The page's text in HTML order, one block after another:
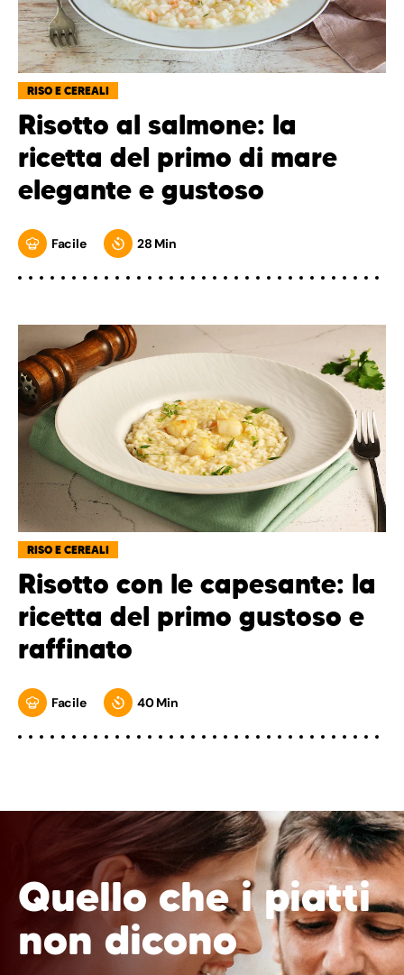
RISO E CEREALI
Risotto al salmone: la
ricetta del primo di mare
elegante e gustoso
Facile 28 Min
RISO E CEREALI
Risotto con le capesante: la
ricetta del primo gustoso e
raffinato
Facile 40 Min
Quello che i piatti
non dicono